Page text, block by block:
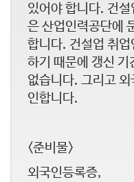
있어야 합니다. 건
은 산업인력공단에
합니다. 건설업 취
하기 때문에 갱신
없습니다. 그리고
인합니다.
<준비물>
외국인등록증,